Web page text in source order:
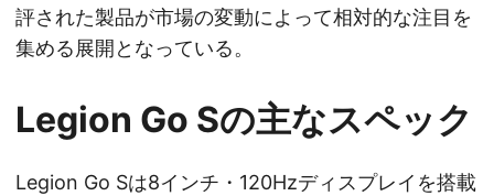
評された製品が市場の変動によって相対的な注目を
集める展開となっている。
Legion Go Sの主なスペック
Legion Go Sは8インチ・120Hzディスプレイを搭載